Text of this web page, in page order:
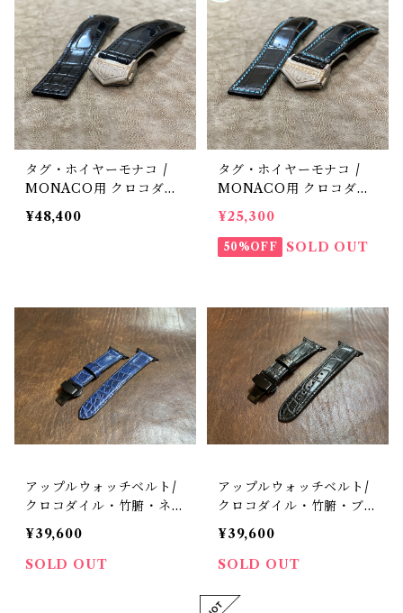
タグ・ホイヤーモナコ /
MONACO用 クロコダイ
ル 時計ベルト・竹腑・マ
ットブラック
¥48,400
タグ・ホイヤーモナコ /
MONACO用 クロコダイ
ル 時計ベルト・竹腑・マ
ットグレー スカイブルー
ステッチカスタム
¥25,300
50%OFF SOLD OUT
アップルウォッチベルト/
クロコダイル・竹腑・ネイ
ビー（For 42/44/45/46/4
9mm）時計ベルト
¥39,600
SOLD OUT
アップルウォッチベルト/
クロコダイル・竹腑・ブラ
ック（For 42/44/45/46/4
9mm）時計バンド
¥39,600
SOLD OUT